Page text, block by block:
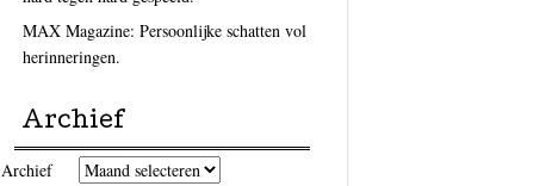
MAX Magazine: Persoonlijke schatten vol
herinneringen.
Archief
Archief